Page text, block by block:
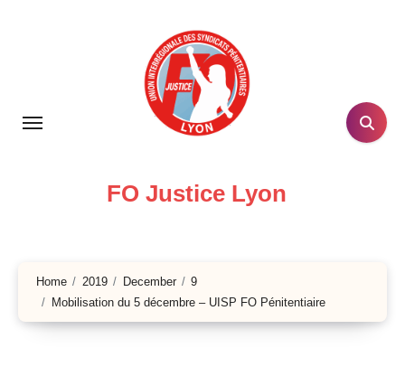
FO Justice Lyon
Home 2019 December
9
Mobilisation du 5 décembre – UISP FO Pénitentiaire